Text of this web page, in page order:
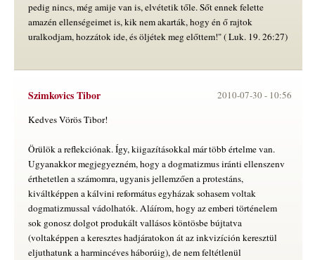
pedig nincs, még amije van is, elvétetik tőle. Sőt ennek felette
amazén ellenségeimet is, kik nem akarták, hogy én ő rajtok
uralkodjam, hozzátok ide, és öljétek meg előttem!" ( Luk. 19. 26:27)
Szimkovics Tibor 2010-07-30 - 10:56
Kedves Vörös Tibor!
Örülök a reflekciónak. Így, kiigazításokkal már több értelme van.
Ugyanakkor megjegyezném, hogy a dogmatizmus iránti ellenszenv
érthetetlen a számomra, ugyanis jellemzően a protestáns,
kiváltképpen a kálvini református egyházak sohasem voltak
dogmatizmussal vádolhatók. Aláírom, hogy az emberi történelem
sok gonosz dolgot produkált vallásos köntösbe bújtatva
(voltaképpen a keresztes hadjáratokon át az inkvizíción keresztül
eljuthatunk a harmincéves háborúig), de nem feltétlenül